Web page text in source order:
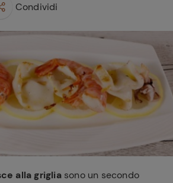
Condividi
alla grigliasono un secondo